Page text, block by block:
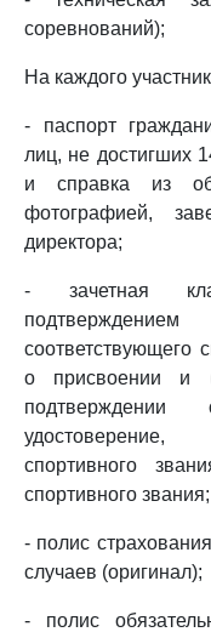
соревнований);
На каждого
- паспорт
лиц, не достигших
и справка из
фотографией,
директора;
- зачетная
соответствующего
о присвоении и
подтверждении
спортивного
спортивного звания;
- полис
случаев (оригинал);
- полис